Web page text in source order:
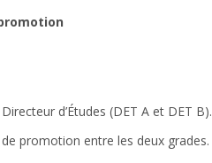
d’Études (DET A et DET B).
promotion entre les deux grades.